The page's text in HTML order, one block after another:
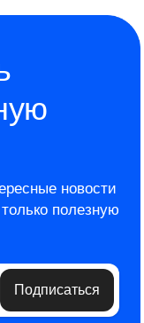
новости
полезную
Подписаться